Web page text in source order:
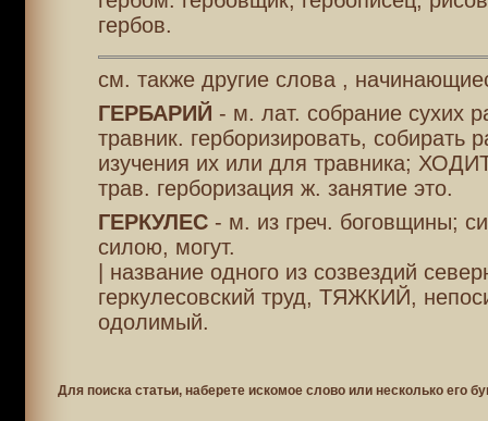
гербов.
см. также другие слова ,
ГЕРБАРИЙ - м. лат. собрание сухих
травник. герборизировать, собирать
изучения их или для травника;
трав. герборизация ж. занятие это.
ГЕРКУЛЕС- м. из греч. боговщины;
силою, могут.
| название одного из созвездий
геркулесовский труд, ТЯЖКИЙ,
одолимый.
Для поиска статьи, наберете искомое слово или несколько его